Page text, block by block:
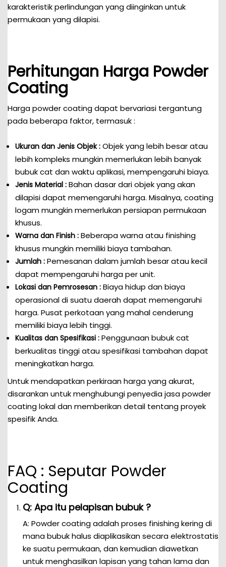
karakteristik perlindungan yang diinginkan untuk
permukaan yang dilapisi.
Perhitungan Harga Powder
Coating
Harga powder coating dapat bervariasi tergantung
pada beberapa faktor, termasuk :
Ukuran dan Jenis Objek : Objek yang lebih besar atau
lebih kompleks mungkin memerlukan lebih banyak
bubuk cat dan waktu aplikasi, mempengaruhi biaya.
Jenis Material : Bahan dasar dari objek yang akan
dilapisi dapat memengaruhi harga. Misalnya, coating
logam mungkin memerlukan persiapan permukaan
khusus.
Warna dan Finish : Beberapa warna atau finishing
khusus mungkin memiliki biaya tambahan.
Jumlah : Pemesanan dalam jumlah besar atau kecil
dapat mempengaruhi harga per unit.
Lokasi dan Pemrosesan : Biaya hidup dan biaya
operasional di suatu daerah dapat memengaruhi
harga. Pusat perkotaan yang mahal cenderung
memiliki biaya lebih tinggi.
Kualitas dan Spesifikasi : Penggunaan bubuk cat
berkualitas tinggi atau spesifikasi tambahan dapat
meningkatkan harga.
Untuk mendapatkan perkiraan harga yang akurat,
disarankan untuk menghubungi penyedia jasa powder
coating lokal dan memberikan detail tentang proyek
spesifik Anda.
FAQ : Seputar Powder
Coating
Q: Apa itu pelapisan bubuk ?
A: Powder coating adalah proses finishing kering di
mana bubuk halus diaplikasikan secara elektrostatis
ke suatu permukaan, dan kemudian diawetkan
untuk menghasilkan lapisan yang tahan lama dan